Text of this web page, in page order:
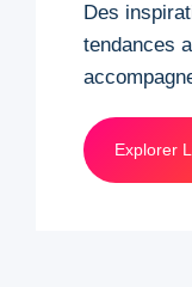
Des
tendances
Explorer